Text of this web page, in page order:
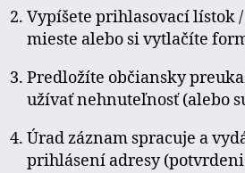
Vypíšete prihlasovací lístok
mieste alebo si vytlačíte
Predložíte občiansky
užívať nehnuteľnosť (alebo
Úrad záznam spracuje a
prihlásení adresy